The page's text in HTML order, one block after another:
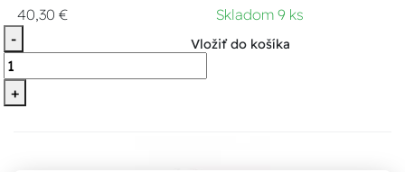
40,30 €
Skladom 9 ks
-
+
Vložiť do košíka